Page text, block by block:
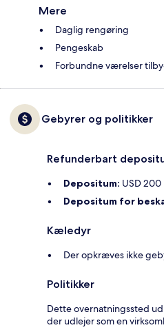
Mere
Daglig rengøring
Pengeskab
Forbundne værelser
Gebyrer og politikker
Refunderbart
Depositum: USD
Depositum for
Kæledyr
Der opkræves ikke
Politikker
Dette overnatningssted
der udlejer som en